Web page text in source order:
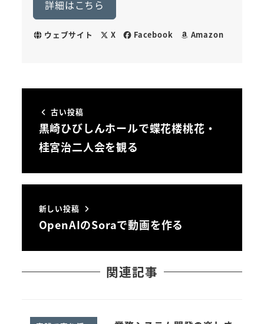
詳細はこちら
ウェブサイト X Facebook Amazon
古い投稿
黒崎ひびしんホールで蝶花楼桃花・
桂宮治二人会を観る
新しい投稿
OpenAIのSoraで動画を作る
関連記事